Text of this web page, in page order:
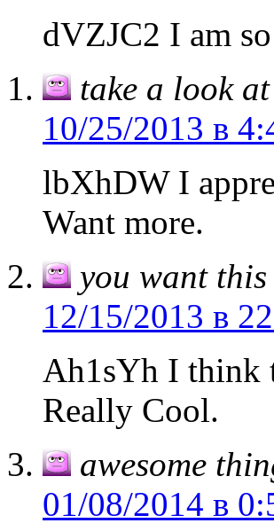
dVZJC2 I am
take a look
10/25/2013 в
lbXhDW I
Want more.
you want
12/15/2013 в
Ah1sYh I think
Really Cool.
awesome
01/08/2014 в